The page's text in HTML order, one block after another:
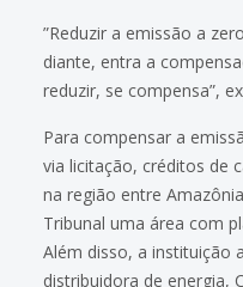
”Reduzir a emissão a
diante, entra a
reduzir, se compensa”,
Para compensar a
via licitação, créditos de
na região entre
Tribunal uma área com
Além disso, a instituição
distribuidora de energia,